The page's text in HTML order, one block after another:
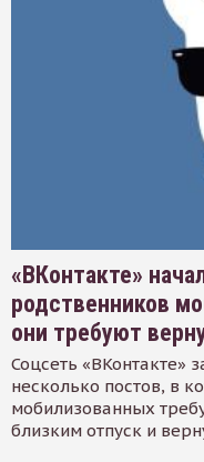
«ВКонтакте»
родственников
они требуют
Соцсеть «ВКонтакте»
несколько постов, в
мобилизованных
близким отпуск и